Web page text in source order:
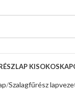
KISOKOS
Szalagfűrész